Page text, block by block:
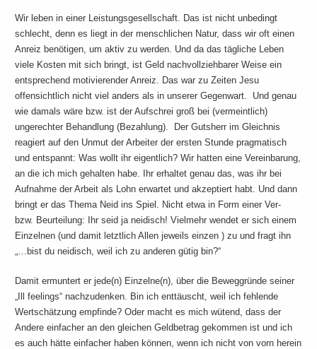
Wir leben in einer Leistungsgesellschaft. Das ist nicht unbedingt
schlecht, denn es liegt in der menschlichen Natur, dass wir oft einen
Anreiz benötigen, um aktiv zu werden. Und da das tägliche Leben
viele Kosten mit sich bringt, ist Geld nachvollziehbarer Weise ein
entsprechend motivierender Anreiz. Das war zu Zeiten Jesu
offensichtlich nicht viel anders als in unserer Gegenwart. Und genau
wie damals wäre bzw. ist der Aufschrei groß bei (vermeintlich)
ungerechter Behandlung (Bezahlung). Der Gutsherr im Gleichnis
reagiert auf den Unmut der Arbeiter der ersten Stunde pragmatisch
und entspannt: Was wollt ihr eigentlich? Wir hatten eine Vereinbarung,
an die ich mich gehalten habe. Ihr erhaltet genau das, was ihr bei
Aufnahme der Arbeit als Lohn erwartet und akzeptiert habt. Und dann
bringt er das Thema Neid ins Spiel. Nicht etwa in Form einer Ver-
bzw. Beurteilung: Ihr seid ja neidisch! Vielmehr wendet er sich einem
Einzelnen (und damit letztlich Allen jeweils einzen ) zu und fragt ihn
„…bist du neidisch, weil ich zu anderen gütig bin?“
Damit ermuntert er jede(n) Einzelne(n), über die Beweggründe seiner
„Ill feelings“ nachzudenken. Bin ich enttäuscht, weil ich fehlende
Wertschätzung empfinde? Oder macht es mich wütend, dass der
Andere einfacher an den gleichen Geldbetrag gekommen ist und ich
es auch hätte einfacher haben können, wenn ich nicht von vorn herein